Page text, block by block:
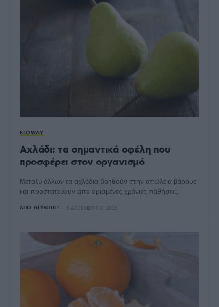
BIOWAY
Αχλάδι: τα σημαντικά οφέλη που
προσφέρει στον οργανισμό
Μεταξύ άλλων τα αχλάδια βοηθούν στην απώλεια βάρους
και προστατεύουν από ορισμένες χρόνιες παθήσεις.
ΑΠΌ GLYKOULI 5 ΔΕΚΕΜΒΡΊΟΥ, 2025